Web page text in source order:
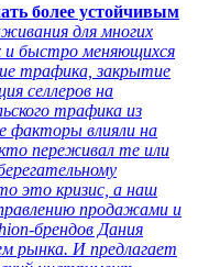
более устойчивым
для многих
и быстро меняющихся
трафика, закрытие
селлеров на
трафика из
факторы влияли на
переживал те или
это кризис, а наш
продажами и
брендов Дания
рынка. И предлагает